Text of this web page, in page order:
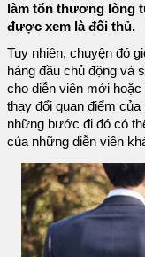
làm tổn thương lòng
được xem là đối thủ.
Tuy nhiên, chuyện đó
hàng đầu chủ động và
cho diễn viên mới
thay đổi quan điểm
những bước đi đó có
của những diễn viên